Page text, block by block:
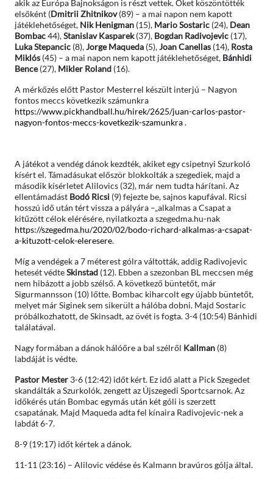
akik az Európa Bajnokságon is részt vettek. Őket köszöntötték
elsőként (Dmitrii Zhitnikov(89) – a mai napon nem kapott
játéklehetőséget, Nik Henigman(15), Mario Sostaric(24), Dean
Bombac44),Stanislav Kasparek(37), Bogdan Radivojevic(17),
Luka Stepancic(8),Jorge Maqueda(5),Joan Canellas(14),Rosta
Miklós(45) – a mai napon nem kapott játéklehetőséget, Bánhidi
Bence(27), Mikler Roland(16).
A mérkőzés előtt Pastor Mesterrel készült interjú – Nagyon
fontos meccs következik számunkra
https://www.pickhandball.hu/hirek/2625/juan-carlos-pastor-
nagyon-fontos-meccs-kovetkezik-szamunkra.
A játékot a vendég dánok kezdték, akiket egy csipetnyi Szurkoló
kísért el. Támadásukat először blokkolták a szegediek, majd a
második kísérletet Alilovics (32), már nem tudta hárítani. Az
ellentámadást Bodó Ricsi(9) fejezte be, sajnos kapufával. Ricsi
hosszú idő után tért vissza a pályára –„alkalmas a Csapat a
kitűzött célok elérésére, nyilatkozta a szegedma.hu-nak
https://szegedma.hu/2020/02/bodo-richard-alkalmas-a-csapat-
a-kituzott-celok-eleresere.
Míg a vendégek a 7 méterest gólra váltották, addig Radivojevic
hetesét védteSkinstad(12). Ebben a szezonban BL meccsen még
nem hibázott a jobb szélső. A következő büntetőt, már
Sigurmannsson (10) lőtte. Bombac kiharcolt egy újabb büntetőt,
melyet már Siginek sem sikerült a hálóba dobni. Majd Sostaric
próbálkozhatott, de Skinsadt, az övét is fogta. 3-4 (10:54) Bánhidi
találatával.
Nagy formában a dánok hálóőre a bal szélről Kallman(8)
labdáját is védte.
Pastor Mester3-6 (12:42) időt kért. Ez idő alatt a Pick Szegedet
skandálták a Szurkolók, zengett az Újszegedi Sportcsarnok. Az
időkérés után Bombac egymás után két góli is szerzett
csapatának. Majd Maqueda adta fel kínaira Radivojevic-nek a
labdát 6-7.
8-9 (19:17) időt kértek a dánok.
11-11 (23:16) – Alilovic védése és Kalmann bravúros gólja által.